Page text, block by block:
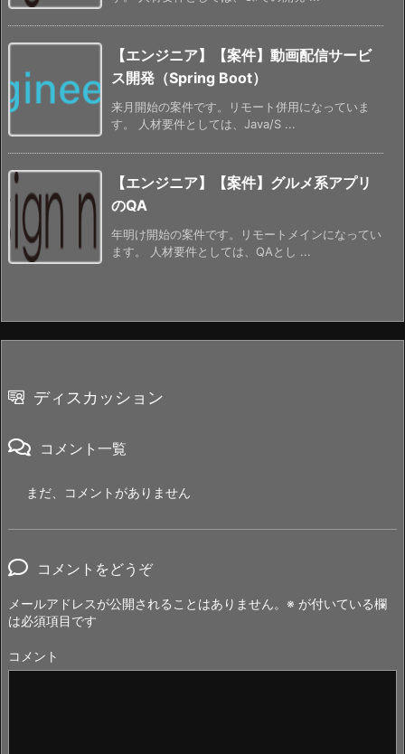
【エンジニア】【案件】動画配信サービ
ス開発（Spring Boot）
来月開始の案件です。リモート併用になっていま
す。 人材要件としては、Java/S ...
【エンジニア】【案件】グルメ系アプリ
のQA
年明け開始の案件です。リモートメインになってい
ます。 人材要件としては、QAとし ...
ディスカッション
コメント一覧
まだ、コメントがありません
コメントをどうぞ
メールアドレスが公開されることはありません。 ※ が付いている欄
は必須項目です
コメント